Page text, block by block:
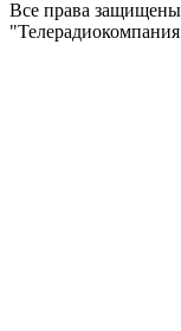
Все права